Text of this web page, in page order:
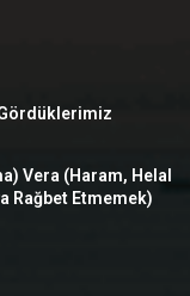
Gördüklerimiz
Vera (Haram, Helal
Rağbet Etmemek)